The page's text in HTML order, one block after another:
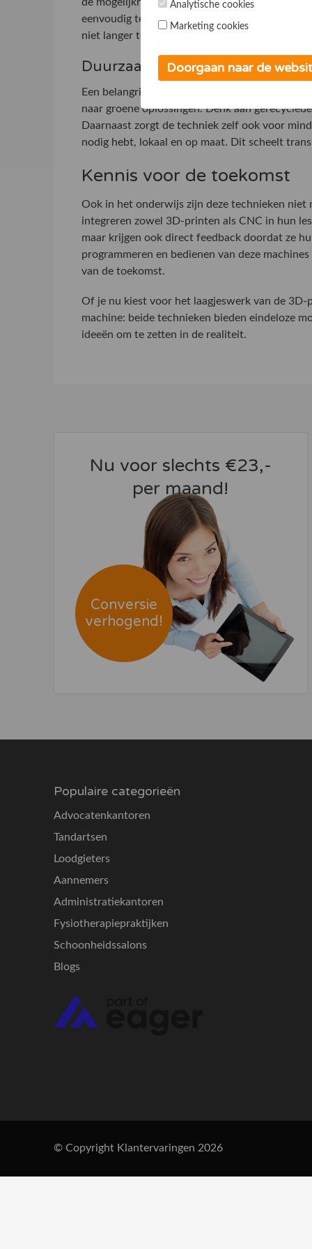
eenvoudig te bedienen zijn. Dit opent de deur
niet langer te wachten op een leverancier; je
Duurzaamheid als drijfveer
Een belangrijke trend binnen deze doe-het-
naar groene oplossingen. Denk aan
Daarnaast zorgt de techniek zelf ook voor
nodig hebt, lokaal en op maat. Dit scheelt
Kennis voor de toekomst
Ook in het onderwijs zijn deze technieken niet
integreren zowel 3D-printen als CNC in hun
maar krijgen ook direct feedback doordat ze
programmeren en bedienen van deze
van de toekomst.
Of je nu kiest voor het laagjeswerk van de
machine: beide technieken bieden eindeloze
ideeën om te zetten in de realiteit.
Nu voor slechts €23,-
per maand!
Conversie
verhogend!
Populaire categorieën
Advocatenkantoren
Tandartsen
Loodgieters
Aannemers
Administratiekantoren
Fysiotherapiepraktijken
Schoonheidssalons
Blogs
© Copyright Klantervaringen 2026
Analytische cookies
Marketing cookies
Doorgaan naar de